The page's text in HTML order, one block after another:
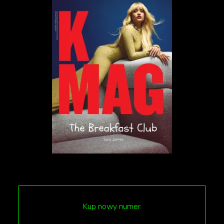
Bardzo chciałabym go spotkać. Może w
towarzystwie kogoś trzeciego. Mam
” wyznała wokalistka.
Odpowiedź Grande wywołała w sieci spore
w latach 1978-1991 zabił 17 mężczyzn i chłopców.
Dahmer zmarł w 1994 roku w wyniku ataku innego
Kup nowy numer